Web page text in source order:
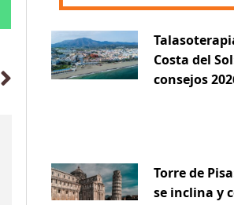
Siguiente
Costa del
consejos
Torre de
se inclina y